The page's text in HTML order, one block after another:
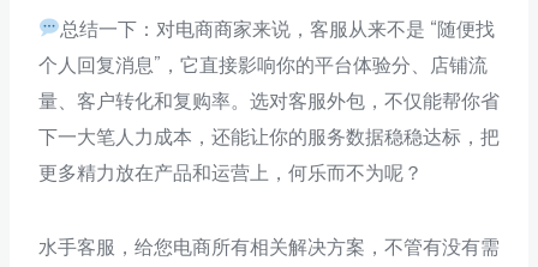
总结一下：对电商商家来说，客服从来不是 “随便找
个人回复消息”，它直接影响你的平台体验分、店铺流
量、客户转化和复购率。选对客服外包，不仅能帮你省
下一大笔人力成本，还能让你的服务数据稳稳达标，把
更多精力放在产品和运营上，何乐而不为呢？
水手客服，给您电商所有相关解决方案，不管有没有需